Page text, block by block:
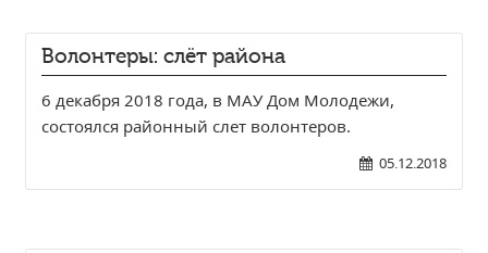
Студенческий совет
Студенческий спортивный клуб
МЕТОДИЧЕСКАЯ РАБОТА
Волонтеры: слёт района
6 декабря 2018 года, в МАУ Дом Молодежи,
состоялся районный слет волонтеров.
05.12.2018